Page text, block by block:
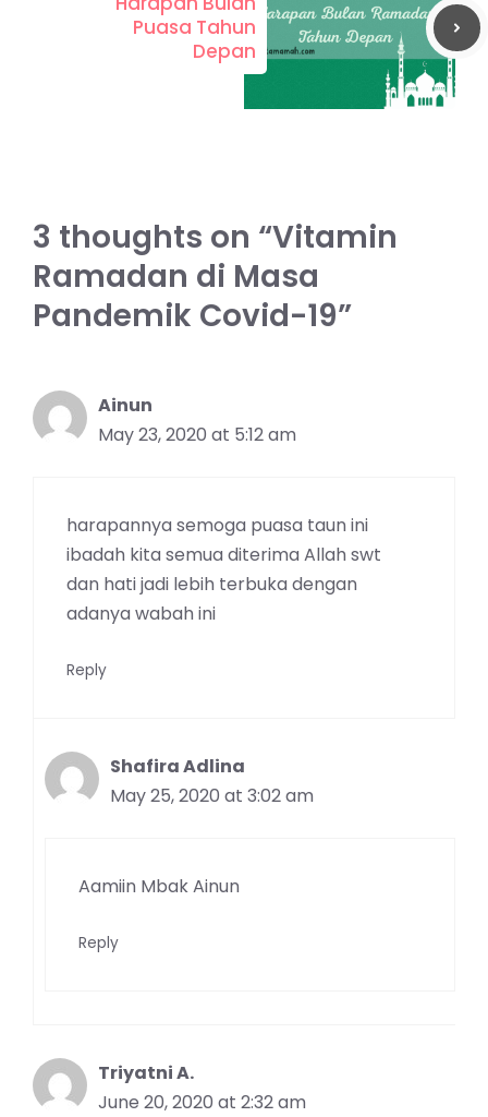
Puasa Tahun
Depan
3 thoughts on “Vitamin
Ramadan di Masa
Pandemik Covid-19”
Ainun
May 23, 2020 at 5:12 am
harapannya semoga puasa taun ini
ibadah kita semua diterima Allah swt
dan hati jadi lebih terbuka dengan
adanya wabah ini
Reply
Shafira Adlina
May 25, 2020 at 3:02 am
Aamiin Mbak Ainun
Reply
Triyatni A.
June 20, 2020 at 2:32 am